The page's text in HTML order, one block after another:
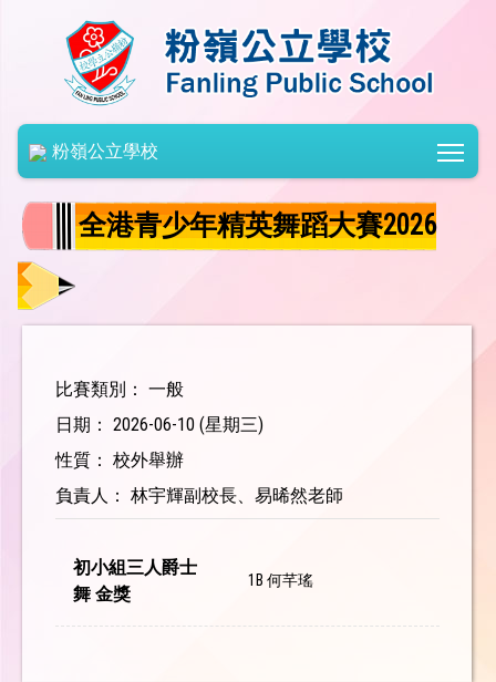
粉嶺公立學校
全港青少年精英舞蹈大賽2026
比賽類別： 一般
日期： 2026-06-10 (星期三)
性質： 校外舉辦
負責人： 林宇輝副校長、易晞然老師
初小組三人爵士
舞 金獎
1B 何芊瑤